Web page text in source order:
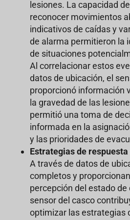
lesiones. La capacidad
reconocer movimientos
indicativos de caídas y
de alarma permitieron la
de situaciones
Al correlacionar estos
datos de ubicación, el
proporcionó información
la gravedad de las
permitió una toma de
informada en la
y las prioridades de
Estrategias de
A través de datos de
completos y
percepción del estado de
sensor del casco
optimizar las estrategias